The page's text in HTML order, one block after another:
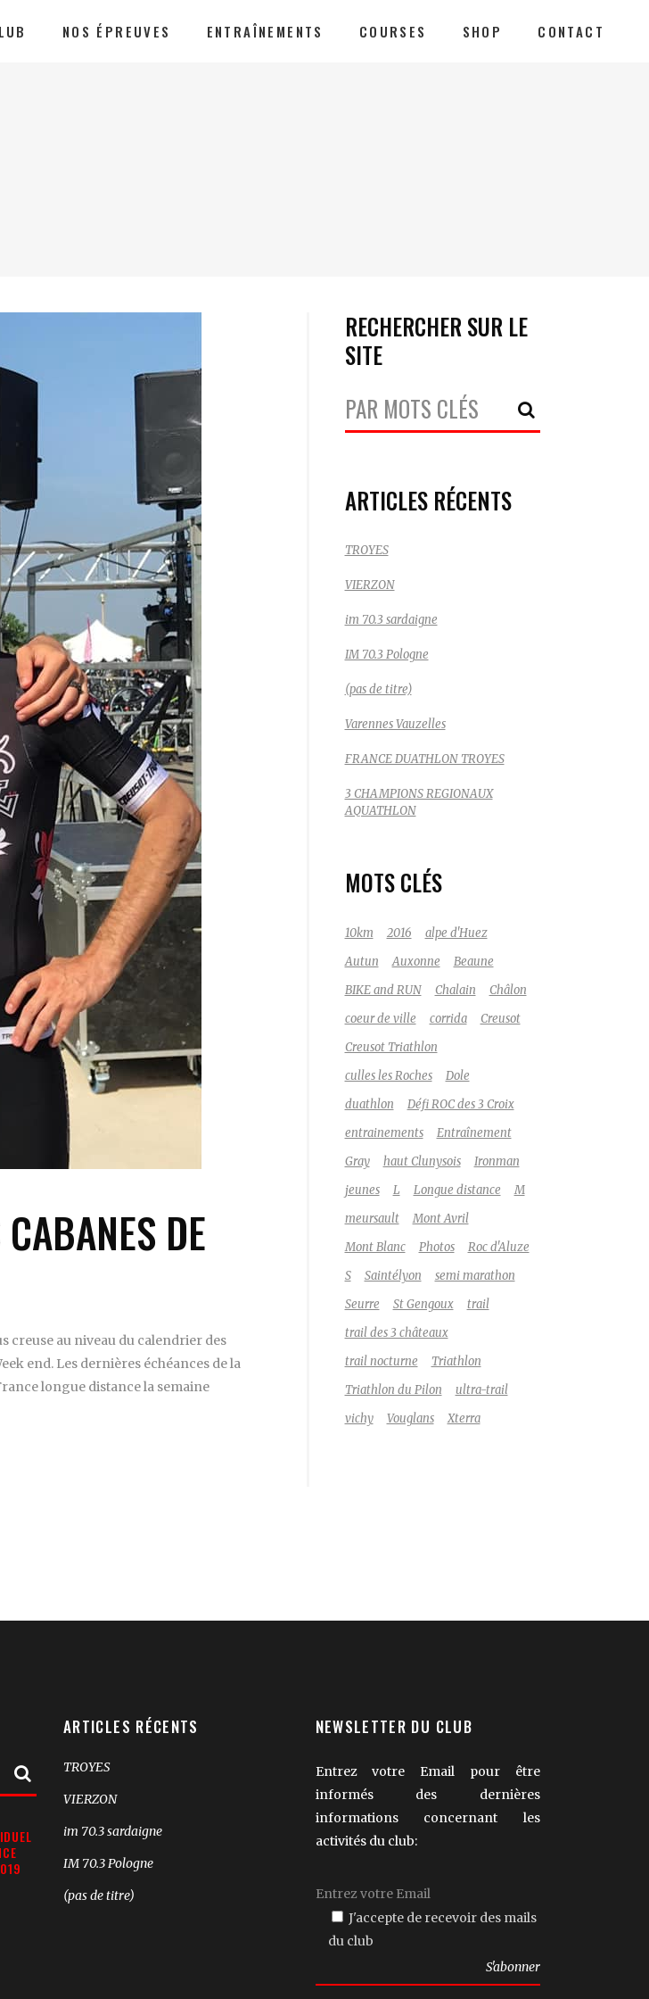
NOS ÉPREUVES ENTRAÎNEMENTS COURSES SHOP CONTACT
DE
creuse au niveau du calendrier des
end. Les dernières échéances de la
longue distance la semaine
RECHERCHER SUR LE
SITE
Votre
Recherche:
ARTICLES RÉCENTS
TROYES
VIERZON
im 70.3 sardaigne
IM 70.3 Pologne
(pas de titre)
Varennes Vauzelles
FRANCE DUATHLON TROYES
3 CHAMPIONS REGIONAUX
AQUATHLON
MOTS CLÉS
10km 2016
alpe d'Huez
Autun
Auxonne
Beaune
BIKE and RUN
Chalain
Châlon
coeur de ville
corrida
Creusot
Creusot Triathlon
culles les Roches
Dole
duathlon
Défi ROC des 3 Croix
entrainements
Entraînement
Gray
haut Clunysois
Ironman
jeunes
L Longue distance
M
meursault
Mont Avril
Mont Blanc
Photos
Roc d'Aluze
S
Saintélyon
semi marathon
Seurre
St Gengoux
trail
trail des 3 châteaux
trail nocturne
Triathlon
Triathlon du Pilon
ultra-trail
vichy
Vouglans Xterra
ARTICLES RÉCENTS
TROYES
VIERZON
im 70.3 sardaigne
IM 70.3 Pologne
(pas de titre)
NEWSLETTER DU CLUB
Entrez votre Email pour être
informés des dernières
informations concernant les
activités du club:
J'accepte de recevoir des mails
du club
laisser